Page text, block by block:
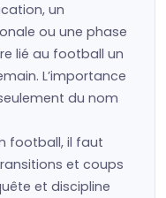
un
ou une phase
lié au football un
L’importance
du nom
football, il faut
et coups
et discipline